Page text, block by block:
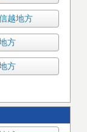
越地方
方
方